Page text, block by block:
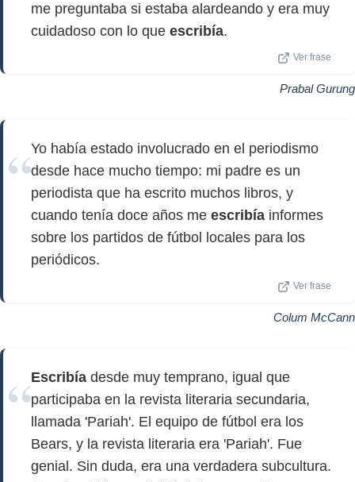
me preguntaba si estaba alardeando y era muy
cuidadoso con lo que escribía.
Ver frase
Prabal Gurung
Yo había estado involucrado en el periodismo
desde hace mucho tiempo: mi padre es un
periodista que ha escrito muchos libros, y
cuando tenía doce años me escribía informes
sobre los partidos de fútbol locales para los
periódicos.
Ver frase
Colum McCann
Escribía desde muy temprano, igual que
participaba en la revista literaria secundaria,
llamada 'Pariah'. El equipo de fútbol era los
Bears, y la revista literaria era 'Pariah'. Fue
genial. Sin duda, era una verdadera subcultura.